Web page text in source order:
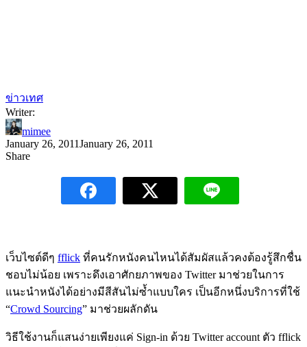
ข่าวเทศ
Writer:
mimee
January 26, 2011January 26, 2011
Share
เว็บไซต์ดีๆ fflick ที่คนรักหนังคนไหนได้สัมผัสแล้วคงต้องรู้สึกชื่น
ชอบไม่น้อย เพราะดึงเอาศักยภาพของ Twitter มาช่วยในการ
แนะนำหนังได้อย่างมีสีสันไม่ซ้ำแบบใคร เป็นอีกหนึ่งบริการที่ใช้
“Crowd Sourcing” มาช่วยผลักดัน
วิธีใช้งานก็แสนง่ายเพียงแค่ Sign-in ด้วย Twitter account ตัว fflick